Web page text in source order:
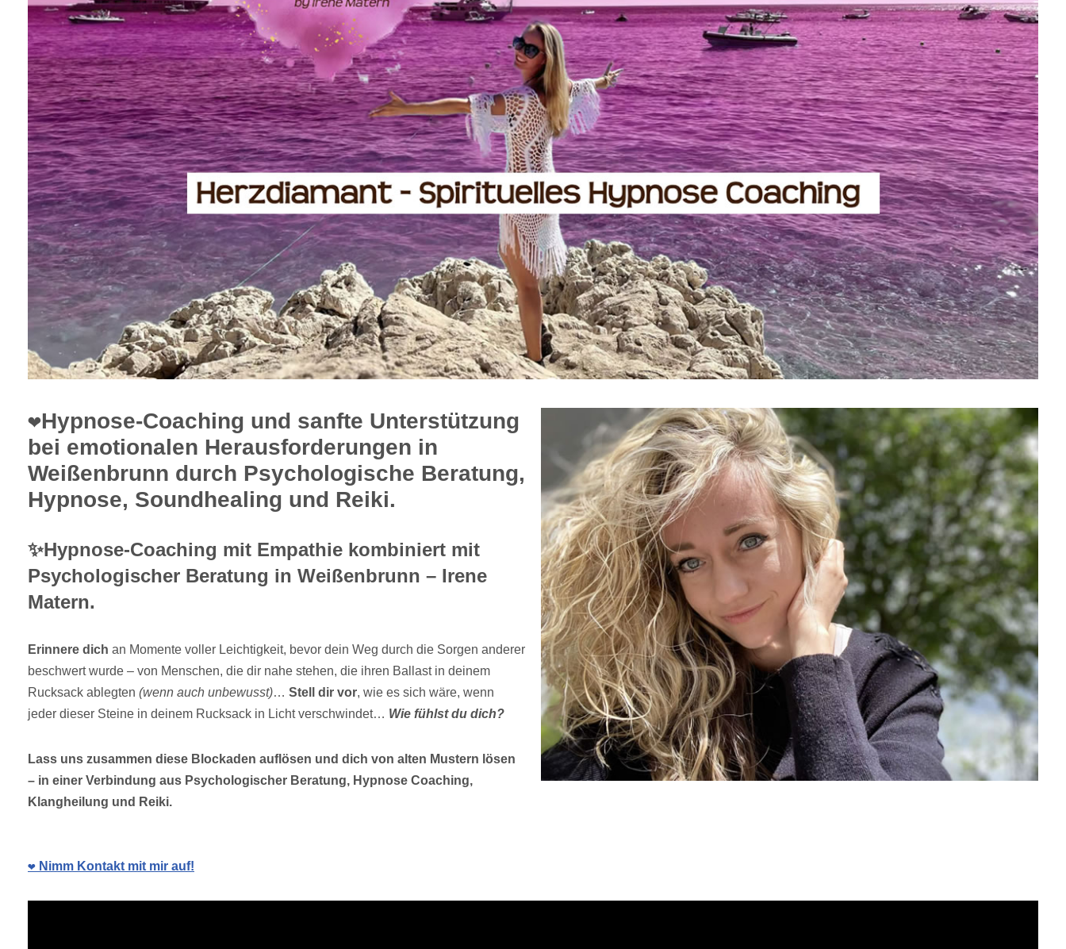
❤️Hypnose-Coaching und sanfte Unterstützung
bei emotionalen Herausforderungen in
Weißenbrunn durch Psychologische Beratung,
Hypnose, Soundhealing und Reiki.
✨Hypnose-Coaching mit Empathie kombiniert mit
Psychologischer Beratung in Weißenbrunn – Irene
Matern.
Erinnere dich an Momente voller Leichtigkeit, bevor dein Weg durch die Sorgen anderer
beschwert wurde – von Menschen, die dir nahe stehen, die ihren Ballast in deinem
Rucksack ablegten (wenn auch unbewusst)… Stell dir vor, wie es sich wäre, wenn
jeder dieser Steine in deinem Rucksack in Licht verschwindet… Wie fühlst du dich?
Lass uns zusammen diese Blockaden auflösen und dich von alten Mustern lösen
– in einer Verbindung aus Psychologischer Beratung, Hypnose Coaching,
Klangheilung und Reiki.
❤️ Nimm Kontakt mit mir auf!